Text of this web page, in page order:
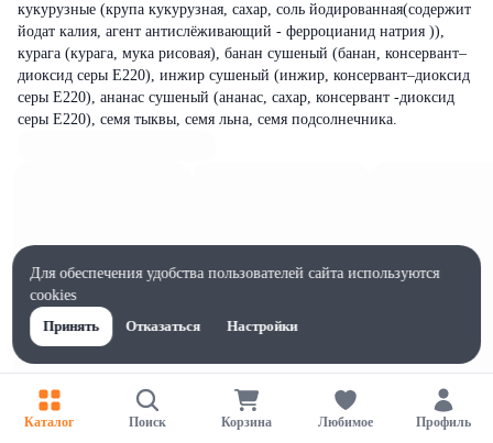
кукурузные (крупа кукурузная, сахар, соль йодированная(содержит
йодат калия, агент антислёживающий - ферроцианид натрия )),
курага (курага, мука рисовая), банан сушеный (банан, консервант–
диоксид серы Е220), инжир сушеный (инжир, консервант–диоксид
серы Е220), ананас сушеный (ананас, сахар, консервант -диоксид
серы Е220), семя тыквы, семя льна, семя подсолнечника.
Каталог Поиск Корзина Любимое Профиль
Для обеспечения удобства пользователей сайта используются
cookies
Принять
Отказаться Настройки